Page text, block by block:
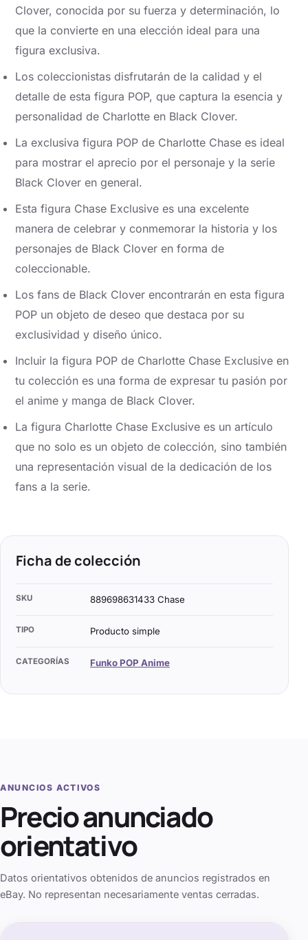
Clover, conocida por su fuerza y determinación, lo
que la convierte en una elección ideal para una
figura exclusiva.
Los coleccionistas disfrutarán de la calidad y el
detalle de esta figura POP, que captura la esencia y
personalidad de Charlotte en Black Clover.
La exclusiva figura POP de Charlotte Chase es ideal
para mostrar el aprecio por el personaje y la serie
Black Clover en general.
Esta figura Chase Exclusive es una excelente
manera de celebrar y conmemorar la historia y los
personajes de Black Clover en forma de
coleccionable.
Los fans de Black Clover encontrarán en esta figura
POP un objeto de deseo que destaca por su
exclusividad y diseño único.
Incluir la figura POP de Charlotte Chase Exclusive en
tu colección es una forma de expresar tu pasión por
el anime y manga de Black Clover.
La figura Charlotte Chase Exclusive es un artículo
que no solo es un objeto de colección, sino también
una representación visual de la dedicación de los
fans a la serie.
Ficha de colección
SKU 889698631433 Chase
TIPO Producto simple
CATEGORÍAS Funko POP Anime
ANUNCIOS ACTIVOS
Precio anunciado
orientativo
Datos orientativos obtenidos de anuncios registrados en
eBay. No representan necesariamente ventas cerradas.